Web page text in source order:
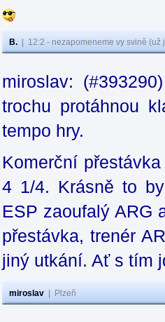
B. 12:2 - nezapomeneme vy svině
miroslav:
trochu protáhnou
tempo hry.
Komerční
4 1/4. Krásně to
ESP zaoufalý ARG
přestávka, trenér
jiný utkání. Ať s tím
miroslav Plzeň